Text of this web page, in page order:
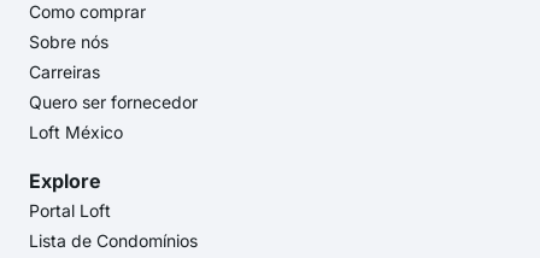
Como comprar
Sobre nós
Carreiras
Quero ser fornecedor
Loft México
Explore
Portal Loft
Lista de Condomínios